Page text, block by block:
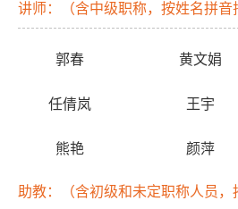
讲师：（含中级职称，按姓名拼音
郭春 黄文娟
任倩岚 王宇
熊艳 颜萍
助教：（含初级和未定职称人员，